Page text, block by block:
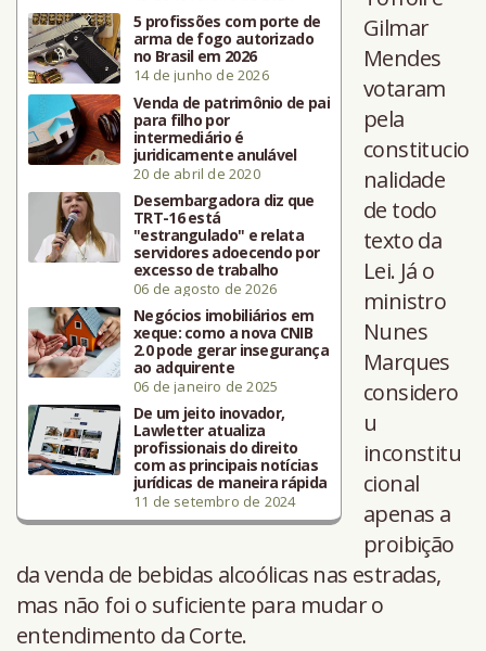
5 profissões com porte de
arma de fogo autorizado
no Brasil em 2026
14 de junho de 2026
Venda de patrimônio de pai
para filho por
intermediário é
juridicamente anulável
20 de abril de 2020
Desembargadora diz que
TRT-16 está
"estrangulado" e relata
servidores adoecendo por
excesso de trabalho
06 de agosto de 2026
Negócios imobiliários em
xeque: como a nova CNIB
2.0 pode gerar insegurança
ao adquirente
06 de janeiro de 2025
De um jeito inovador,
Lawletter atualiza
profissionais do direito
com as principais notícias
jurídicas de maneira rápida
11 de setembro de 2024
Gilmar
Mendes
votaram
pela
constitucio
nalidade
de todo
texto da
Lei. Já o
ministro
Nunes
Marques
considero
u
inconstitu
cional
apenas a
proibição
da venda de bebidas alcoólicas nas estradas,
mas não foi o suficiente para mudar o
entendimento da Corte.